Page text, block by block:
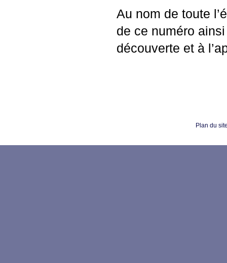
Au nom de toute
de ce numéro
découverte et à
Plan du